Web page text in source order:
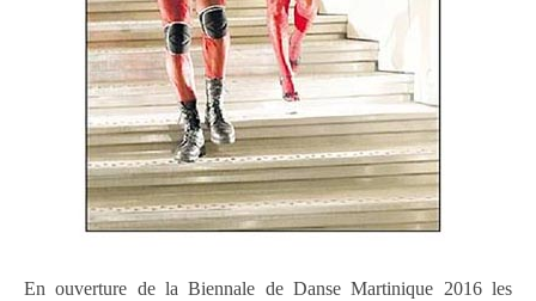
En ouverture de la Biennale de Danse Martinique 2016 les